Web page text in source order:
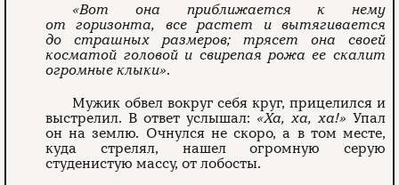
«Вот она приближается к нему
от горизонта, все растет и вытягивается
до страшных размеров; трясет она своей
косматой головой и свирепая рожа ее скалит
огромные клыки».
Мужик обвел вокруг себя круг, прицелился и
выстрелил. В ответ услышал: «Ха, ха, ха!» Упал
он на землю. Очнулся не скоро, а в том месте,
куда стрелял, нашел огромную серую
студенистую массу, от лобосты.